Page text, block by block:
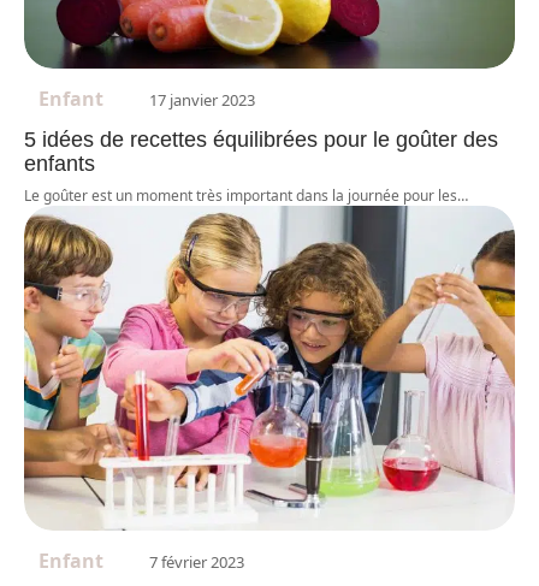
Enfant 17 janvier 2023
5 idées de recettes équilibrées pour le goûter des
enfants
Le goûter est un moment très important dans la journée pour les…
Enfant 7 février 2023